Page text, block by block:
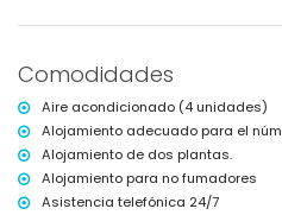
Más información
río o costa más cercano:
puerto más cercano: Marina Nou
parque más cercano: Zona Verda
villa)
aeropuerto más cercano: Alicante
segundo aeropuerto más cercano:
Comodidades
Aire acondicionado (4 unidades)
Alojamiento adecuado para el
Alojamiento de dos plantas.
Alojamiento para no fumadores
Asistencia telefónica 24/7